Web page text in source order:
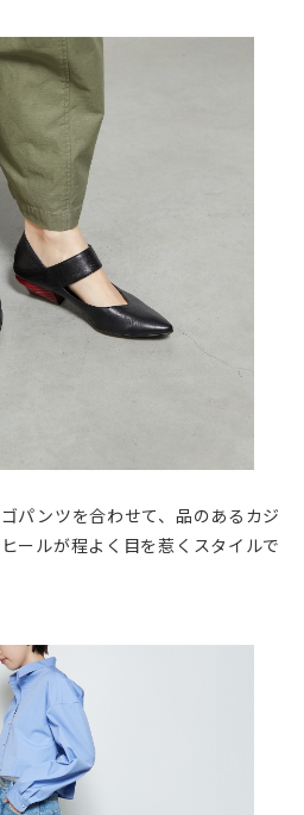
パンツを合わせて、品のあるカジ
ールが程よく目を惹くスタイルで